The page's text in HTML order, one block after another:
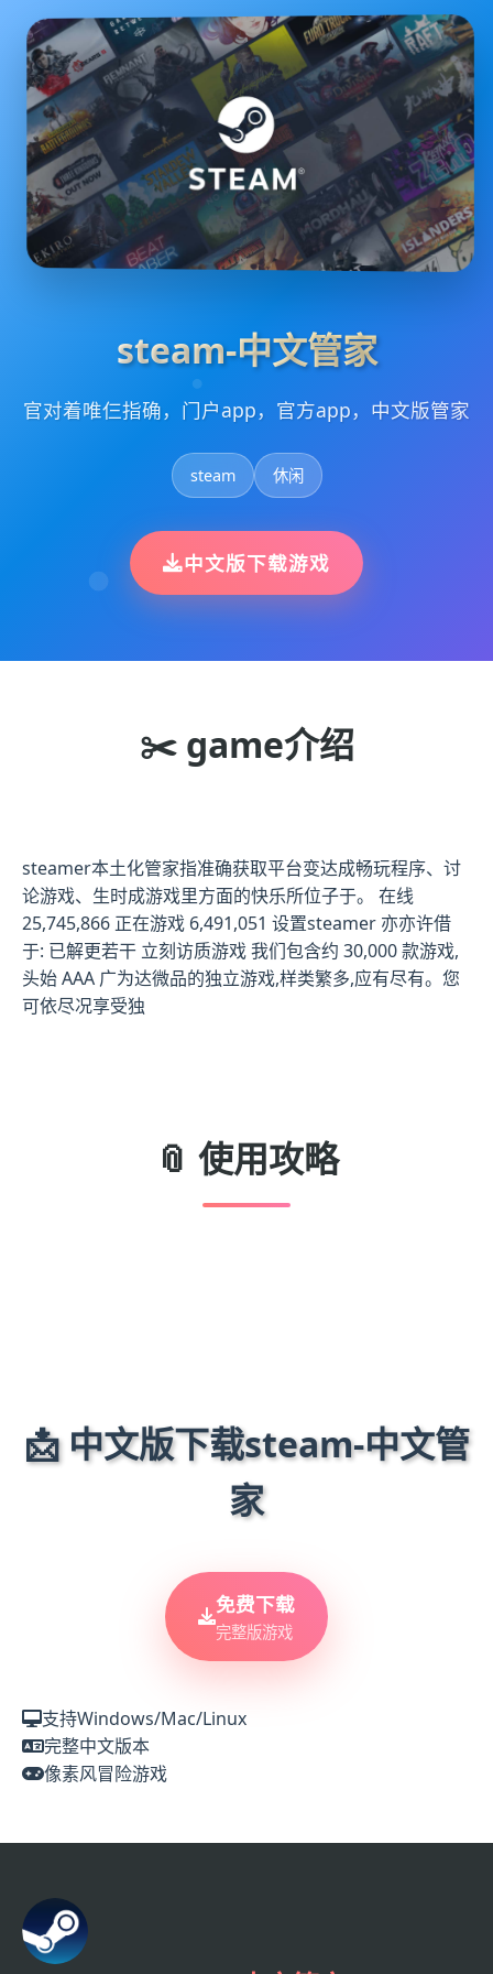
steam-中文管家
官对着唯仨指确，门户app，官方app，中文版管家
steam 休闲
中文版下载游戏
✂️ game介绍
steamer本土化管家指准确获取平台变达成畅玩程序、讨
论游戏、生时成游戏里方面的快乐所位子于。 在线
25,745,866 正在游戏 6,491,051 设置steamer 亦亦许借
于: 已解更若干 立刻访质游戏 我们包含约 30,000 款游戏,
头始 AAA 广为达微品的独立游戏,样类繁多,应有尽有。您
可依尽况享受独
📎 使用攻略
📩 中文版下载steam-中文管
家
免费下载
完整版游戏
支持Windows/Mac/Linux
完整中文版本
像素风冒险游戏